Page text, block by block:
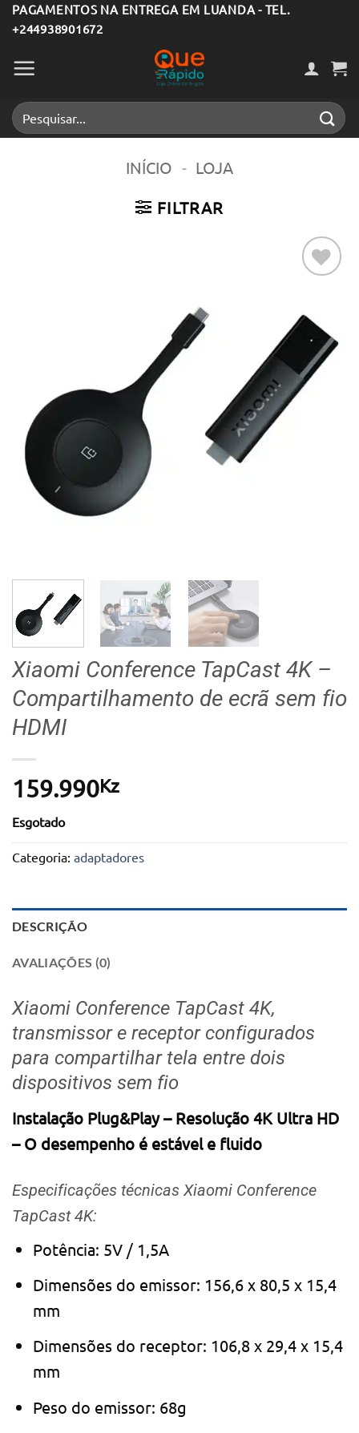
Skip
to
content
PAGAMENTOS NA ENTREGA EM LUANDA - TEL.
+244938901672
Pesquisar
por:
INÍCIO - LOJA
FILTRAR
aos meus
desejos
Xiaomi Conference TapCast 4K –
Compartilhamento de ecrã sem fio
HDMI
159.990Kz
Esgotado
Categoria: adaptadores
DESCRIÇÃO
AVALIAÇÕES (0)
Xiaomi Conference TapCast 4K,
transmissor e receptor configurados
para compartilhar tela entre dois
dispositivos sem fio
Instalação Plug&Play – Resolução 4K Ultra HD
– O desempenho é estável e fluido
Especificações técnicas Xiaomi Conference
TapCast 4K:
Potência: 5V / 1,5A
Dimensões do emissor: 156,6 x 80,5 x 15,4
mm
Dimensões do receptor: 106,8 x 29,4 x 15,4
mm
Peso do emissor: 68g